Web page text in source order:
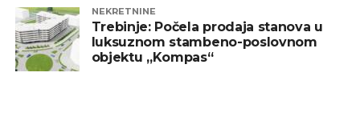
NEKRETNINE
Trebinje: Počela prodaja stanova u
luksuznom stambeno-poslovnom
objektu „Kompas“